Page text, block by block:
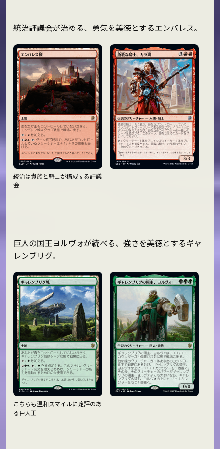
統治評議会が治める、勇気を美徳とするエンバレス。
統治は貴族と騎士が構成する評議
会
巨人の国王ヨルヴォが統べる、強さを美徳とするギャ
レンブリグ。
こちらも温和スマイルに定評のあ
る巨人王